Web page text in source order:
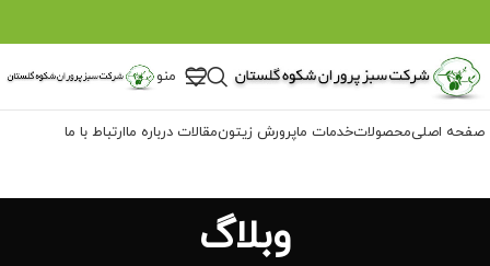
منو
صفحه اصلیمحصولاتخدمات ماپرورش زیتونمقالات درباره ماارتباط با ما
وبلاگ